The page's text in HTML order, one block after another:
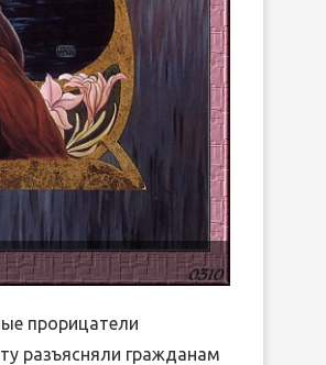
прорицатели
разъясняли гражданам